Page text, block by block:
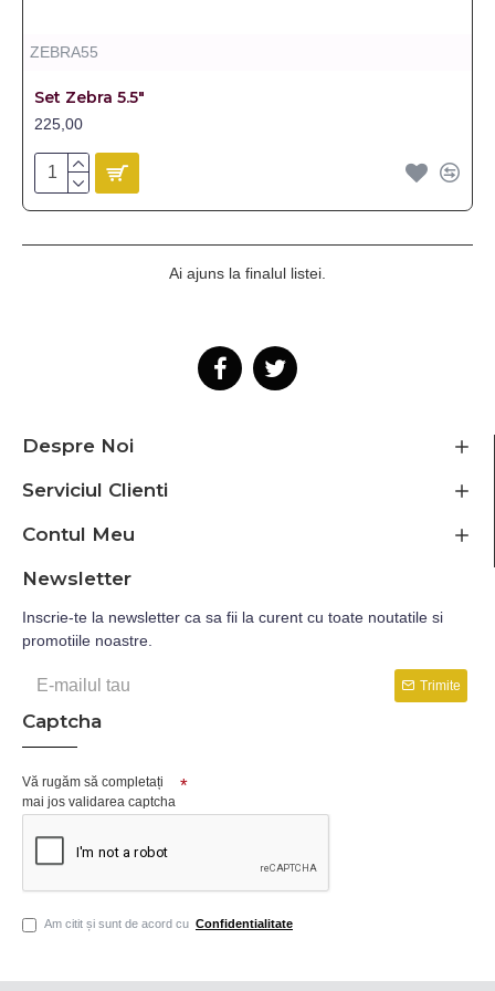
ZEBRA55
Set Zebra 5.5"
225,00
Ai ajuns la finalul listei.
Despre Noi
Serviciul Clienti
Contul Meu
Newsletter
Inscrie-te la newsletter ca sa fii la curent cu toate noutatile si
promotiile noastre.
Trimite
Captcha
Vă rugăm să completați
mai jos validarea captcha
Am citit și sunt de acord cu Confidentialitate